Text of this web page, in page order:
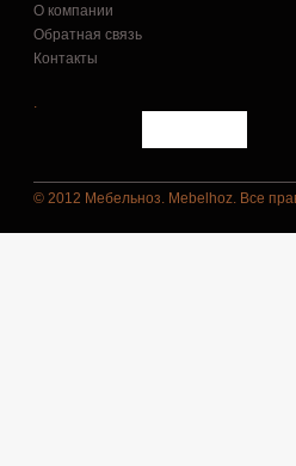
О компании
Обратная связь
Контакты
.
© 2012 Мебельноз. Mebelhoz. Все